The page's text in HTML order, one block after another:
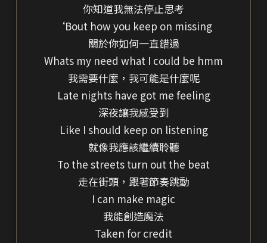
你知道我無法停止思考
‘Bout how you keep on missing
關於你如何一直錯過
Whats my need what I could be hmm
我需要什麼，我可能是什麼呢
Late nights have got me feeling
深夜讓我感受到
Like I should keep on listening
就像我應該繼續聆聽
To the streets turn out the beat
走在街頭，跟著節奏跳動
I can make magic
我能創造魔法
Taken for credit